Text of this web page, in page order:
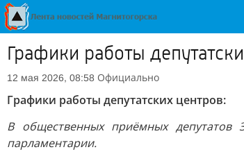
Графики работы
12 мая 2026, 08:58 Официально
Графики работы депутатских центров:
В общественных приёмных депутатов
парламентарии.